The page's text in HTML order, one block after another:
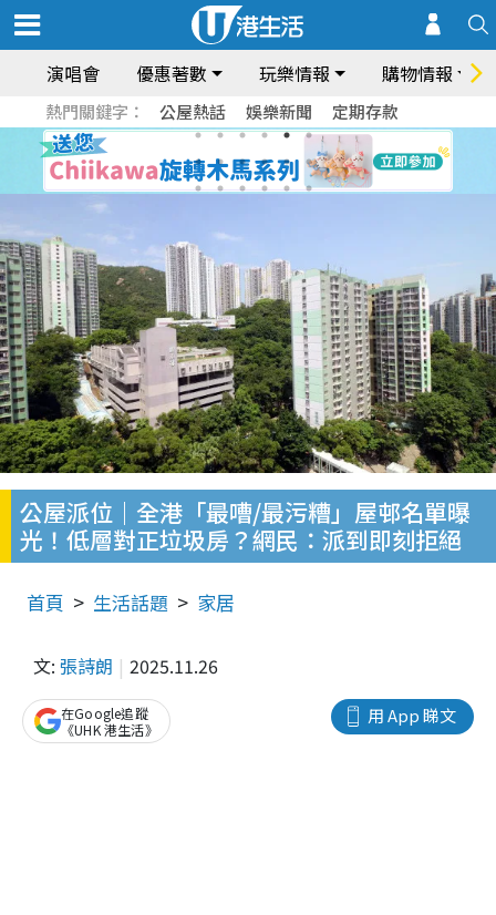
演唱會 優惠著數 玩樂情報 購物情報
熱門關鍵字： 公屋熱話 娛樂新聞 定期存款
公屋派位｜全港「最嘈/最污糟」屋邨名單曝
光！低層對正垃圾房？網民：派到即刻拒絕
首頁 生活話題 家居
文: 張詩朗 2025.11.26
用 App 睇文
在Google追蹤
《UHK 港生活》